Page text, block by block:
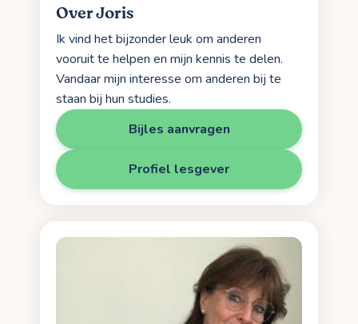
Over Joris
Ik vind het bijzonder leuk om anderen
vooruit te helpen en mijn kennis te delen.
Vandaar mijn interesse om anderen bij te
staan bij hun studies.
Bijles aanvragen
Profiel lesgever